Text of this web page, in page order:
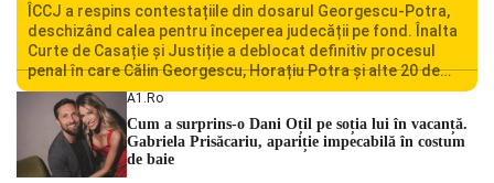
ÎCCJ a respins contestațiile din dosarul Georgescu-Potra,
deschizând calea pentru începerea judecății pe fond. Înalta
Curte de Casație și Justiție a deblocat definitiv procesul
penal în care Călin Georgescu, Horațiu Potra și alte 20 de
persoane sunt acuzați de acțiuni îndreptate împotriva
ordinii constituționale. În ședința din camera preliminară,
judecătorii de la instanța supremă au […]
A1.ro
Cum a surprins-o Dani Oțil pe soția lui în vacanță.
Gabriela Prisăcariu, apariție impecabilă în costum
de baie